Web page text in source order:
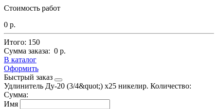
Стоимость работ
0 р.
Итого: 150
Сумма заказа: 0 р.
В каталог
Оформить
Быстрый заказ
Удлинитель Ду-20 (3/4&quot;) х25 никелир. Количество:
Сумма:
Имя